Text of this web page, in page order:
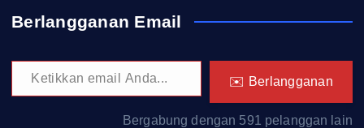
Berlangganan Email
Ketikkan email Anda...
✉️ Berlangganan
Bergabung dengan 591 pelanggan lain